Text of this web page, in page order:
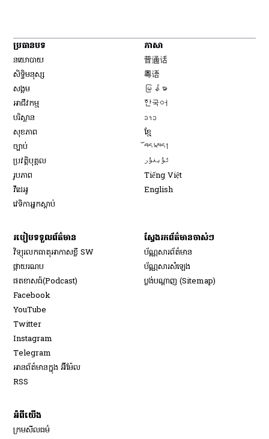
ប្រធានបទ
នយោបាយ
សិទ្ធិ​មនុស្ស
សង្គម
អាជីវកម្ម
បរិស្ថាន
សុខភាព
ច្បាប់
ប្រវត្តិបុគ្គល
រូបភាព
វីដេអូ
វេទិកា​អ្នក​ស្ដាប់
ភាសា
普通话
粤语
မြန်မာ
한국어
ລາວ
ខ្មែ
བོད་སྐད།
ئۇيغۇر
Tiếng Việt
English
របៀប​ទទួល​ព័ត៌មាន​
វិទ្យុ​រលក​ធាតុអាកាស​ខ្លី SW
​ផ្កាយ​រណប
​ផតខាសធ៍(Podcast)
Facebook
YouTube
Twitter
Instagram
Telegram
អានព័ត៌មានក្នុង អ៊ីម៉ែល
RSS
ស្វែងរកព័ត៌មានចាស់ៗ
ប័ណ្ណសារ​ព័ត៌មាន​
ប័ណ្ណសារ​សំឡេង
ប្លង់បណ្តាញ (Sitemap)
អំពីយើង
ក្រមសីលធម៌